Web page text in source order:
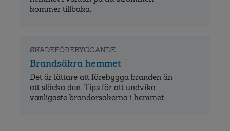
Tips och råd på vad du kan göra i
kommer tillbaka.